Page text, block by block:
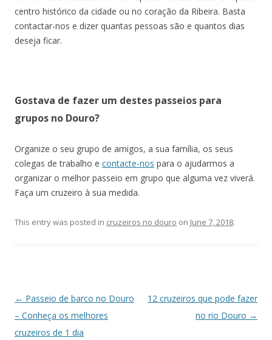
centro histórico da cidade ou no coração da Ribeira. Basta
contactar-nos e dizer quantas pessoas são e quantos dias
deseja ficar.
Gostava de fazer um destes passeios para
grupos no Douro?
Organize o seu grupo de amigos, a sua família, os seus
colegas de trabalho e contacte-nos para o ajudarmos a
organizar o melhor passeio em grupo que alguma vez viverá.
Faça um cruzeiro à sua medida.
This entry was posted in cruzeiros no douro on June 7, 2018.
Post
navigation
← Passeio de barco no Douro
– Conheça os melhores
cruzeiros de 1 dia
12 cruzeiros que pode fazer
no rio Douro →